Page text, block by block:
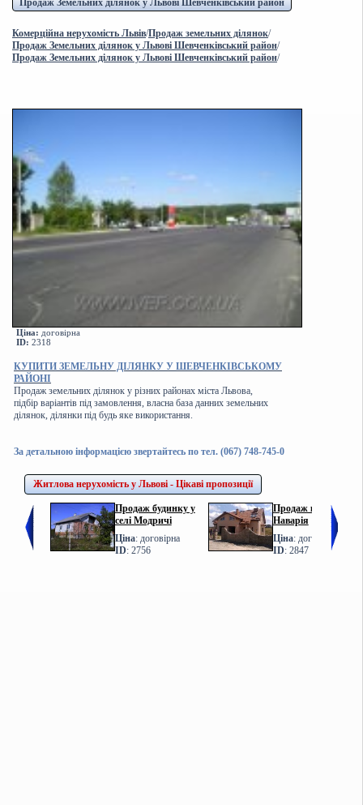
Продаж Земельних ділянок у Львові Шевченківський район
Комерційна нерухомість Львів/Продаж земельних ділянок/
Продаж Земельних ділянок у Львові Шевченківський район/
Продаж Земельних ділянок у Львові Шевченківський район/
Ціна: договірна
ID: 2318
КУПИТИ ЗЕМЕЛЬНУ ДІЛЯНКУ У ШЕВЧЕНКІВСЬКОМУ
РАЙОНІ
Продаж земельних ділянок у різних районах міста Львова,
підбір варіантів під замовлення, власна база данних земельних
ділянок, ділянки під будь яке використання.
За детальною інформацією звертайтесь по тел. (067) 748-745-0
Житлова нерухомість у Львові - Цікаві пропозиції
Продаж будинку у
селі Модричі
Ціна: договірна
ID: 2756
Продаж котеджу у с.
Наварія
Ціна: договірна
ID: 2847